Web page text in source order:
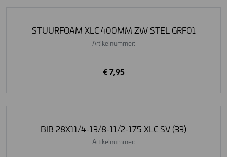
STUURFOAM XLC 400MM ZW STEL GRF01
Artikelnummer:
€ 7,95
BIB 28X11/4-13/8-11/2-175 XLC SV (33)
Artikelnummer: